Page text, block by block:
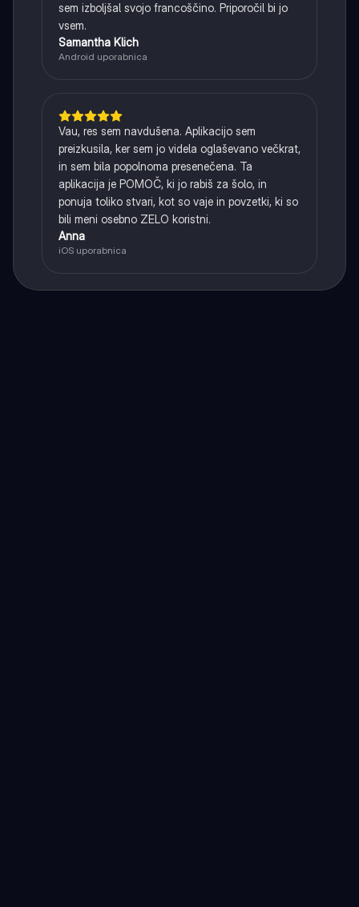
sem izboljšal svojo francoščino. Priporočil bi jo
vsem.
Samantha Klich
Android uporabnica
Vau, res sem navdušena. Aplikacijo sem
preizkusila, ker sem jo videla oglaševano večkrat,
in sem bila popolnoma presenečena. Ta
aplikacija je POMOČ, ki jo rabiš za šolo, in
ponuja toliko stvari, kot so vaje in povzetki, ki so
bili meni osebno ZELO koristni.
Anna
iOS uporabnica